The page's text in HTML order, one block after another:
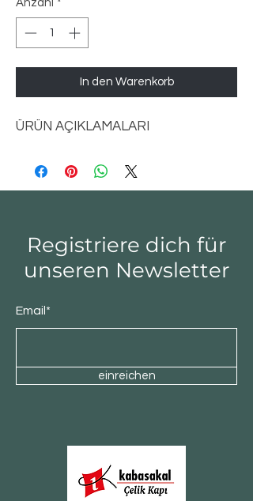
Anzahl *
In den Warenkorb
ÜRÜN AÇIKLAMALARI
Registriere dich für
unseren Newsletter
Email*
einreichen